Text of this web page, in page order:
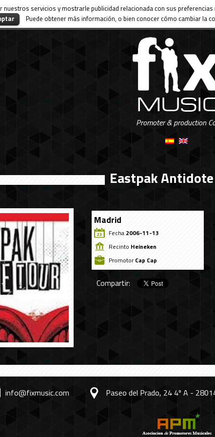
servicios y mostrarle publicidad relacionada con sus
Puede obtener más información, o bien conocer cómo cambiar la
Promoter & production
Eastpak
Madrid
Fecha 2006-11-13
Recinto Heineken
PromotorCap Cap
Compartir:
info@fixmusic.com
Paseo del Prado, 24 4º A -